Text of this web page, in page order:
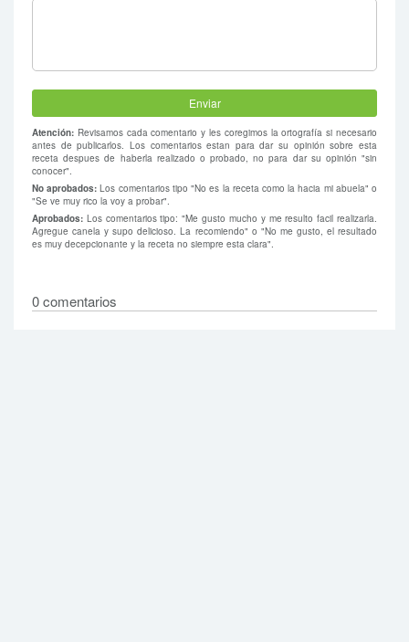
Atención: Revisamos cada comentario y les coregimos la ortografía si necesario
antes de publicarlos. Los comentarios estan para dar su opinión sobre esta
receta despues de haberla realizado o probado, no para dar su opinión "sin
conocer".
No aprobados:Los comentarios tipo "No es la receta como la hacia mi abuela" o
"Se ve muy rico la voy a probar".
Aprobados: Los comentarios tipo: "Me gusto mucho y me resulto facil realizarla.
Agregue canela y supo delicioso. La recomiendo" o "No me gusto, el resultado
es muy decepcionante y la receta no siempre esta clara".
0 comentarios